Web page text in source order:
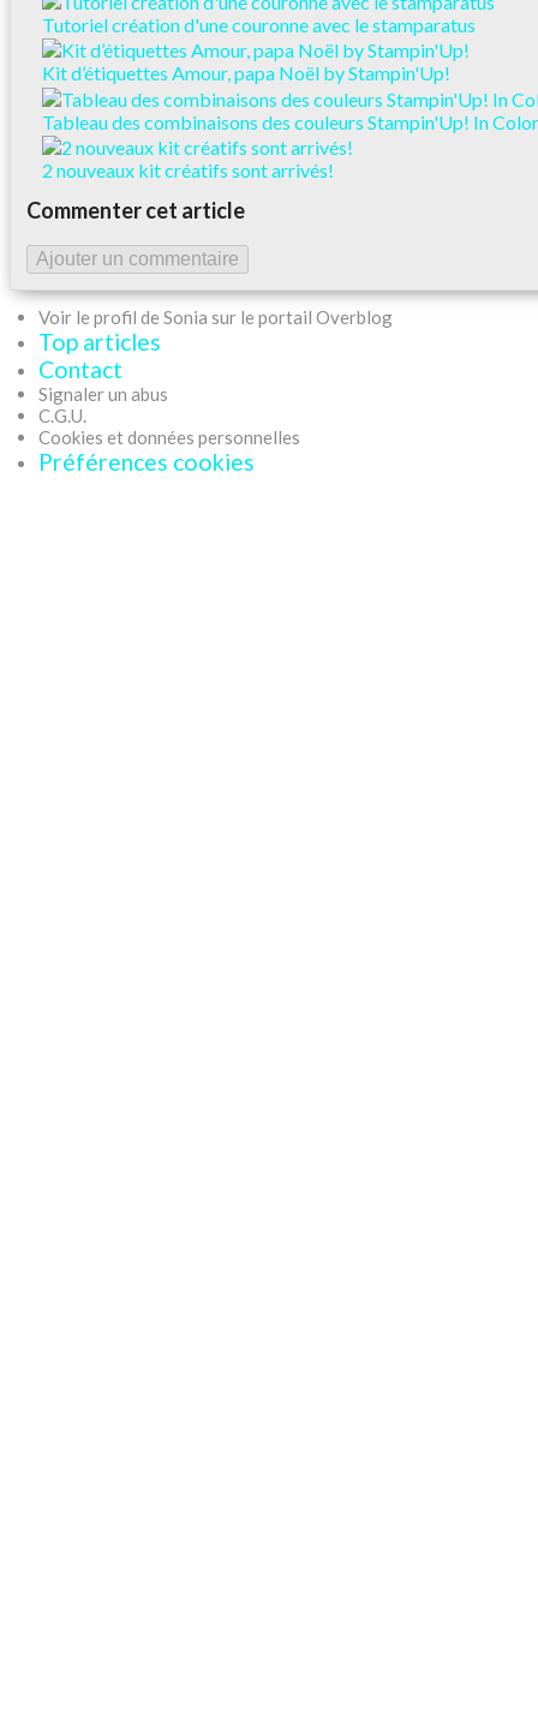
Tutoriel création d'une couronne avec le stamparatus
Kit d’étiquettes Amour, papa Noël by Stampin'Up!
Tableau des combinaisons des couleurs Stampin'Up! In
2 nouveaux kit créatifs sont arrivés!
Commenter cet article
Ajouter un commentaire
Voir le profil de Sonia sur le portail Overblog
Top articles
Contact
Signaler un abus
C.G.U.
Cookies et données personnelles
Préférences cookies